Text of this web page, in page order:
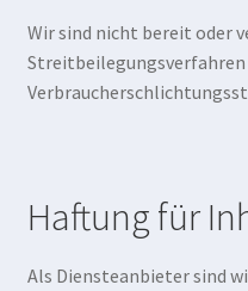
Wir sind nicht bereit oder
Streitbeilegungsverfahren
Haftung für
Als Diensteanbieter sind